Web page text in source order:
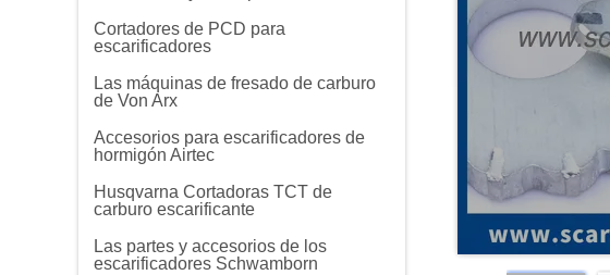
Cortadores de PCD para
escarificadores
Las máquinas de fresado de carburo
de Von Arx
Accesorios para escarificadores de
hormigón Airtec
Husqvarna Cortadoras TCT de
carburo escarificante
Las partes y accesorios de los
escarificadores Schwamborn